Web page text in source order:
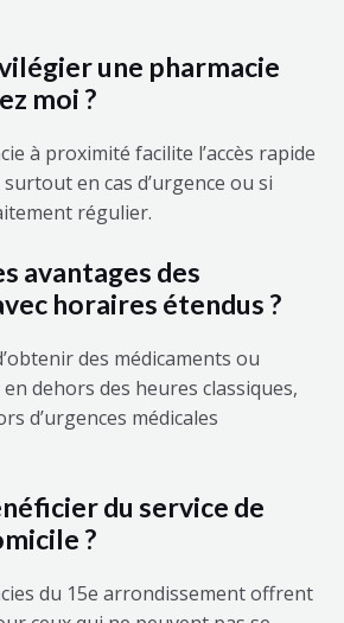
une pharmacie
moi ?
à proximité facilite l’accès rapide
en cas d’urgence ou si
régulier.
avantages des
horaires étendus ?
des médicaments ou
dehors des heures classiques,
d’urgences médicales
du service de
?
du 15e arrondissement offrent